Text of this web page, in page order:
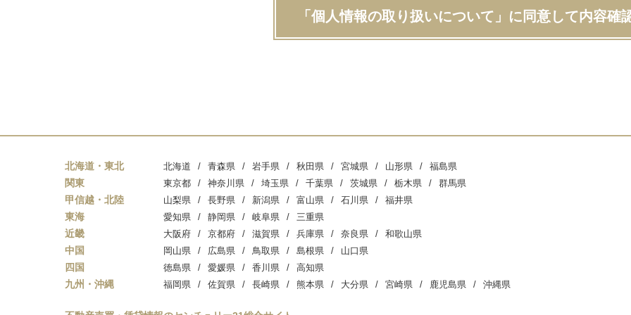
「個人情報の取り扱いについて」に同意して内容確
北海道・東北 北海道 青森県 岩手県 秋田県 宮城県 山形県 福島県
関東 東京都 神奈川県 埼玉県 千葉県 茨城県 栃木県 群馬県
甲信越・北陸 山梨県 長野県 新潟県 富山県 石川県 福井県
東海 愛知県 静岡県 岐阜県 三重県
近畿 大阪府 京都府 滋賀県 兵庫県 奈良県 和歌山県
中国 岡山県 広島県 鳥取県 島根県 山口県
四国 徳島県 愛媛県 香川県 高知県
九州・沖縄 福岡県 佐賀県 長崎県 熊本県 大分県 宮崎県 鹿児島県 沖縄県